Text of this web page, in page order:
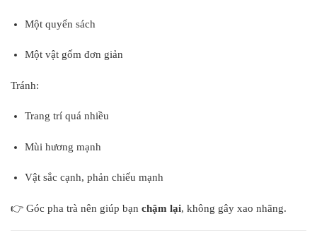
Một quyển sách
Một vật gốm đơn giản
Tránh:
Trang trí quá nhiều
Mùi hương mạnh
Vật sắc cạnh, phản chiếu mạnh
👉 Góc pha trà nên giúp bạn chậm lại, không gây xao nhãng.